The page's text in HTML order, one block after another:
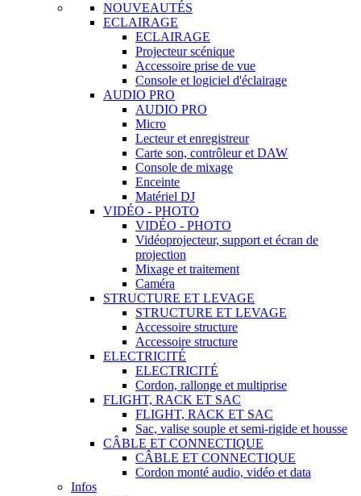
NOUVEAUTÉS
ECLAIRAGE
ECLAIRAGE
Projecteur scénique
Accessoire prise de vue
Console et logiciel d'éclairage
AUDIO PRO
AUDIO PRO
Micro
Lecteur et enregistreur
Carte son, contrôleur et DAW
Console de mixage
Enceinte
Matériel DJ
VIDÉO - PHOTO
VIDÉO - PHOTO
Vidéoprojecteur, support et écran de
projection
Mixage et traitement
Caméra
STRUCTURE ET LEVAGE
STRUCTURE ET LEVAGE
Accessoire structure
Accessoire structure
ELECTRICITÉ
ELECTRICITÉ
Cordon, rallonge et multiprise
FLIGHT, RACK ET SAC
FLIGHT, RACK ET SAC
Sac, valise souple et semi-rigide et housse
CÂBLE ET CONNECTIQUE
CÂBLE ET CONNECTIQUE
Cordon monté audio, vidéo et data
Infos